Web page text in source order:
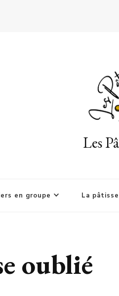
Les
en groupe La
oublié